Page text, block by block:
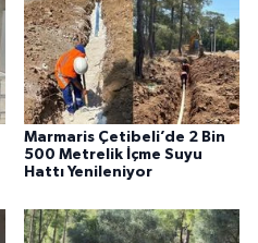
Marmaris Çetibeli’de 2 Bin
500 Metrelik İçme Suyu
Hattı Yenileniyor